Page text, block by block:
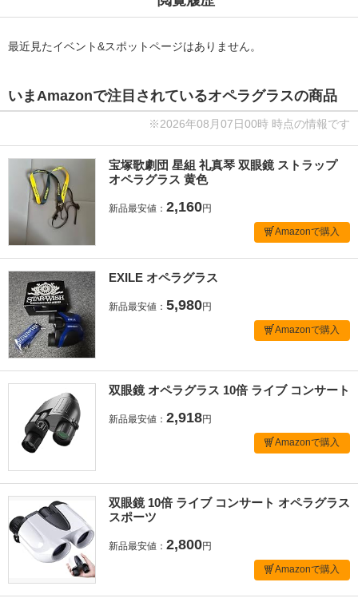
最近見たイベント&スポットページはありません。
いまAmazonで注目されているオペラグラスの商品
※2026年08月07日00時 時点の情報です
宝塚歌劇団 星組 礼真琴 双眼鏡 ストラップ
オペラグラス 黄色
新品最安値： 2,160円
Amazonで購入
EXILE オペラグラス
新品最安値： 5,980円
Amazonで購入
双眼鏡 オペラグラス 10倍 ライブ コンサート
新品最安値： 2,918円
Amazonで購入
双眼鏡 10倍 ライブ コンサート オペラグラス
スポーツ
新品最安値： 2,800円
Amazonで購入